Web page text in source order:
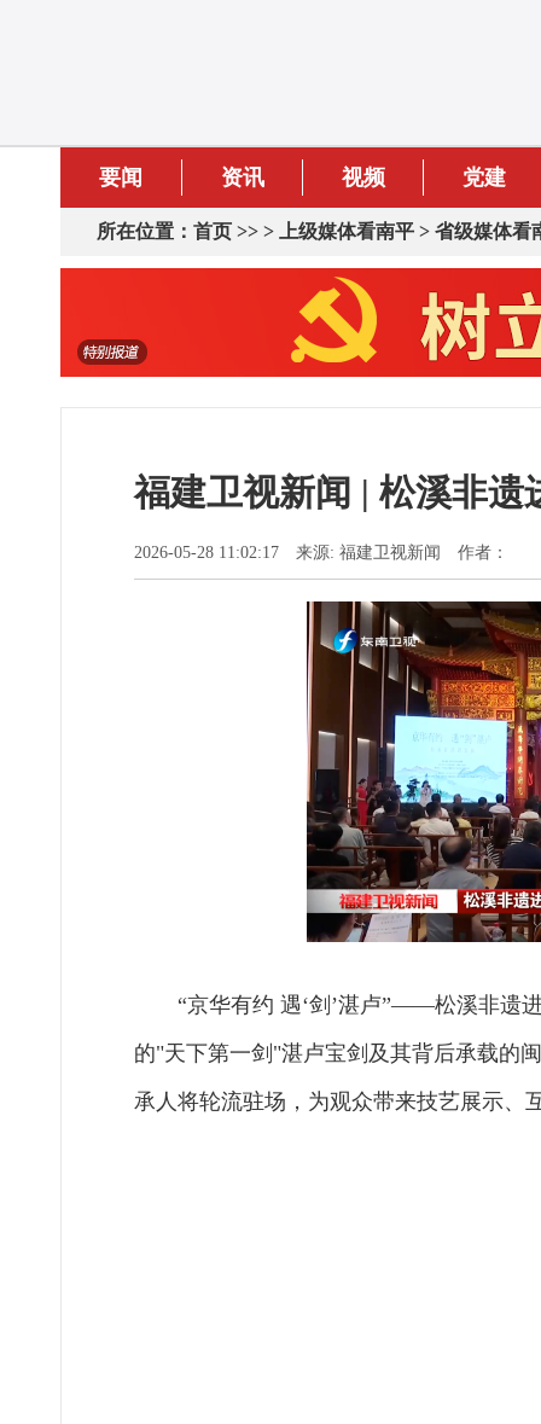
要闻 资讯 视频 党建
所在位置： 首页 >> > 上级媒体看南平 > 省级媒体看
福建卫视新闻 | 松溪非
2026-05-28 11:02:17 来源: 福建卫视新闻 作者：
“京华有约 遇‘剑’湛卢”——松溪非遗
的"天下第一剑"湛卢宝剑及其背后承载的
承人将轮流驻场，为观众带来技艺展示、